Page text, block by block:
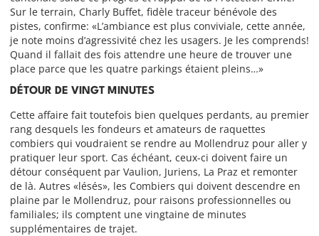
Sur le terrain, Charly Buffet, fidèle traceur bénévole des
pistes, confirme: «L’ambiance est plus conviviale, cette année,
je note moins d’agressivité chez les usagers. Je les comprends!
Quand il fallait des fois attendre une heure de trouver une
place parce que les quatre parkings étaient pleins…»
DÉTOUR DE VINGT MINUTES
Cette affaire fait toutefois bien quelques perdants, au premier
rang desquels les fondeurs et amateurs de raquettes
combiers qui voudraient se rendre au Mollendruz pour aller y
pratiquer leur sport. Cas échéant, ceux-ci doivent faire un
détour conséquent par Vaulion, Juriens, La Praz et remonter
de là. Autres «lésés», les Combiers qui doivent descendre en
plaine par le Mollendruz, pour raisons professionnelles ou
familiales; ils comptent une vingtaine de minutes
supplémentaires de trajet.